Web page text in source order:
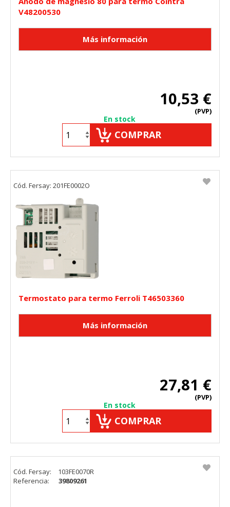
V48200530
10,53 €
(PVP)
En stock
COMPRAR
Termostato para termo Ferroli T46503360
27,81 €
(PVP)
En stock
COMPRAR
Cód. Fersay: 201FE0002O
Cód. Fersay:
103FE0070R
Referencia:
39809261
"Configuración de cookies" al pie de la página. También puedes
consultar nuestra